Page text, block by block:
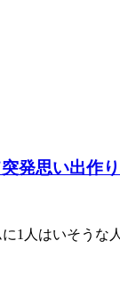
発思い出作
1人はいそう